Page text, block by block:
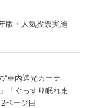
版・人気投票実施
“車内遮光カーテ
「ぐっすり眠れま
ページ目